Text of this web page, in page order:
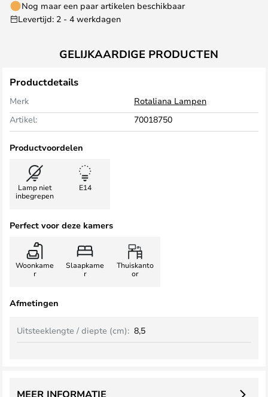
Nog maar een paar artikelen beschikbaar
Levertijd: 2 - 4 werkdagen
GELIJKAARDIGE PRODUCTEN
Productdetails
Merk
Rotaliana Lampen
Artikel:
70018750
Productvoordelen
Lamp niet
inbegrepen
E14
Perfect voor deze kamers
Woonkame
r
Slaapkame
r
Thuiskanto
or
Afmetingen
Uitsteeklengte / diepte (cm): 8,5
MEER INFORMATIE